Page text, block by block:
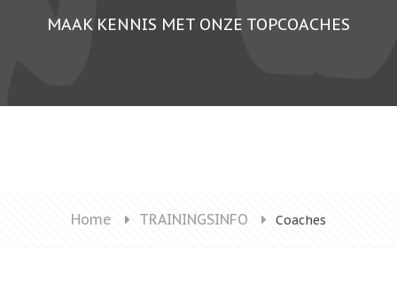
MAAK KENNIS MET ONZE TOPCOACHES
Home TRAININGSINFO Coaches